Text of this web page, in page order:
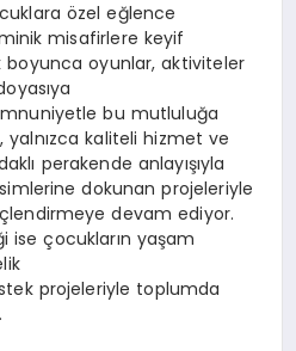
özel eğlence
misafirlere keyif
boyunca oyunlar, aktiviteler
bu mutluluğa
kaliteli hizmet ve
perakende anlayışıyla
dokunan projeleriyle
devam ediyor.
ise çocukların yaşam
projeleriyle toplumda